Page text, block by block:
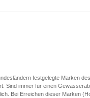
festgelegte Marken des
Sind immer für einen
Bei Erreichen dieser Marken